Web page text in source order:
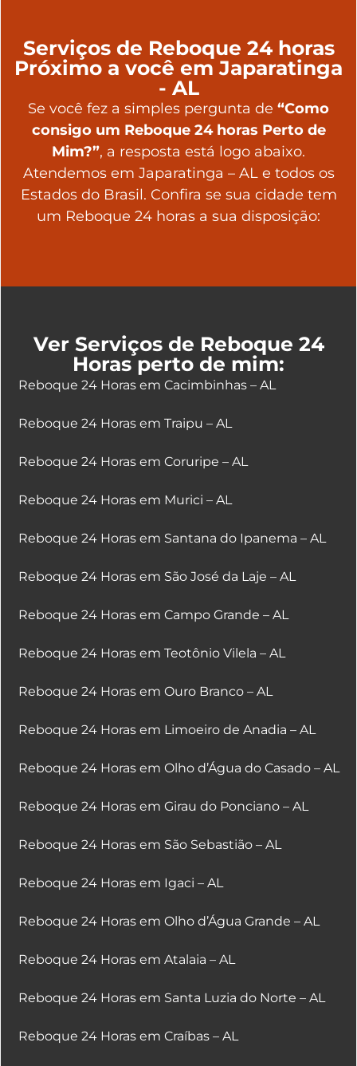
Serviços de Reboque 24 horas
Próximo a você em Japaratinga
- AL
Se você fez a simples pergunta de “Como
consigo um Reboque 24 horas Perto de
Mim?”, a resposta está logo abaixo.
Atendemos em Japaratinga – AL e todos os
Estados do Brasil. Confira se sua cidade tem
um Reboque 24 horas a sua disposição:
Ver Serviços de Reboque 24
Horas perto de mim:
Reboque 24 Horas em Cacimbinhas – AL
Reboque 24 Horas em Traipu – AL
Reboque 24 Horas em Coruripe – AL
Reboque 24 Horas em Murici – AL
Reboque 24 Horas em Santana do Ipanema – AL
Reboque 24 Horas em São José da Laje – AL
Reboque 24 Horas em Campo Grande – AL
Reboque 24 Horas em Teotônio Vilela – AL
Reboque 24 Horas em Ouro Branco – AL
Reboque 24 Horas em Limoeiro de Anadia – AL
Reboque 24 Horas em Olho d’Água do Casado – AL
Reboque 24 Horas em Girau do Ponciano – AL
Reboque 24 Horas em São Sebastião – AL
Reboque 24 Horas em Igaci – AL
Reboque 24 Horas em Olho d’Água Grande – AL
Reboque 24 Horas em Atalaia – AL
Reboque 24 Horas em Santa Luzia do Norte – AL
Reboque 24 Horas em Craíbas – AL